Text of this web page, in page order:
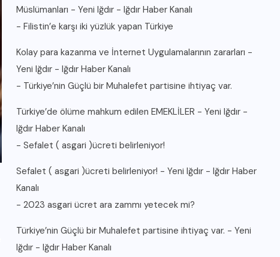
Müslümanları - Yeni Iğdır - Iğdır Haber Kanalı
- Filistin’e karşı iki yüzlük yapan Türkiye
Kolay para kazanma ve İnternet Uygulamalarının zararları -
Yeni Iğdır - Iğdır Haber Kanalı
- Türkiye’nin Güçlü bir Muhalefet partisine ihtiyaç var.
Türkiye’de ölüme mahkum edilen EMEKLİLER - Yeni Iğdır -
Iğdır Haber Kanalı
- Sefalet ( asgari )ücreti belirleniyor!
Sefalet ( asgari )ücreti belirleniyor! - Yeni Iğdır - Iğdır Haber
Kanalı
- 2023 asgari ücret ara zammı yetecek mi?
Türkiye’nin Güçlü bir Muhalefet partisine ihtiyaç var. - Yeni
Iğdır - Iğdır Haber Kanalı